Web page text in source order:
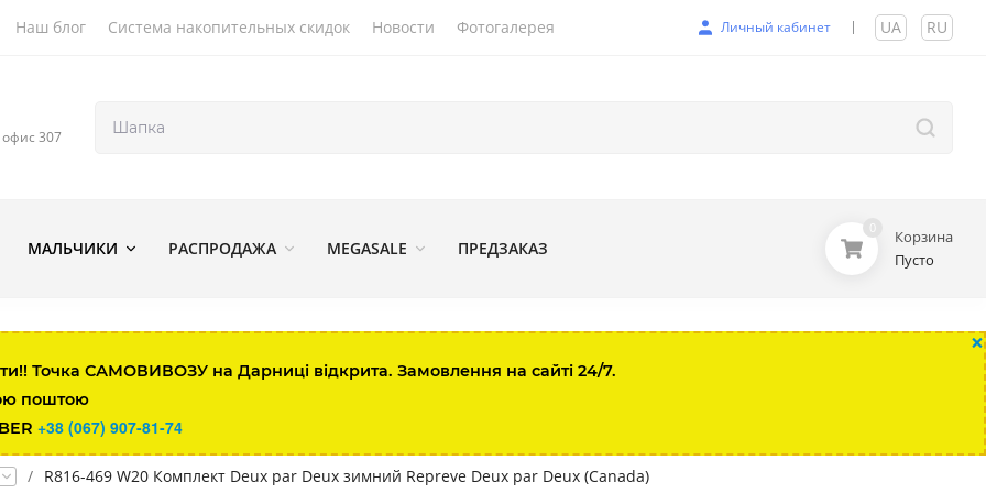
Наш блог Система накопительных скидок Новости Фотогалерея Личный кабинет UA RU
офис 307
МАЛЬЧИКИ РАСПРОДАЖА MEGASALE ПРЕДЗАКАЗ
0
Корзина
Пусто
×
Точка САМОВИВОЗУ на Дарниці відкрита. Замовлення на сайті 24/7.
поштою
+38 (067) 907-81-74
/ R816-469 W20 Комплект Deux par Deux зимний Repreve Deux par Deux (Canada)